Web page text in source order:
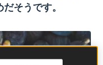
そうです。